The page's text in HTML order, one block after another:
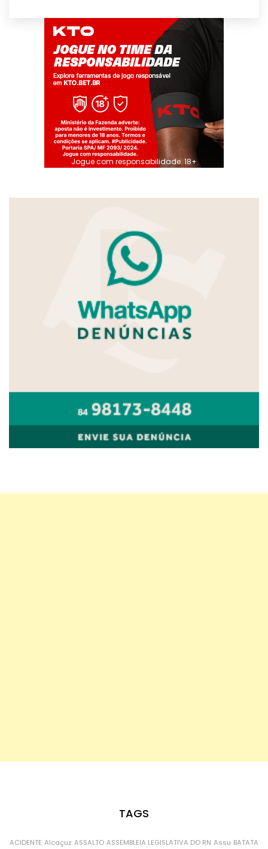
Jogue com responsabilidade. 18+
TAGS
ACIDENTE Alcaçuz ASSALTO ASSEMBLEIA LEGISLATIVA DO RN Assu BATATA